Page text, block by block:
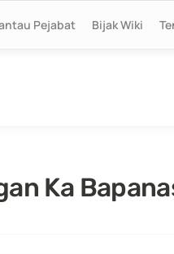
Ka
Pejabat Bijak Wiki